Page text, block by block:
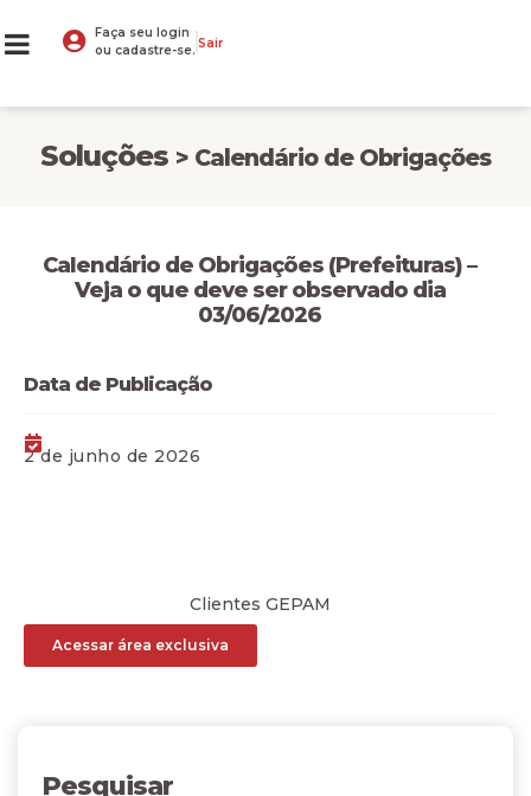
Faça seu login
ou cadastre-se. Sair
Soluções > Calendário de Obrigações
Calendário de Obrigações (Prefeituras) –
Veja o que deve ser observado dia
03/06/2026
Data de Publicação
2 de junho de 2026
Clientes GEPAM
Acessar área exclusiva
Pesquisar